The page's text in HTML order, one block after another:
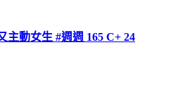
主動女生 #週週 165 C+ 24